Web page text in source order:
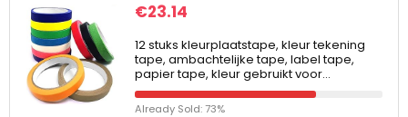
€23.14
12 stuks kleurplaatstape, kleur tekening
tape, ambachtelijke tape, label tape,
papier tape, kleur gebruikt voor…
Already Sold: 73%